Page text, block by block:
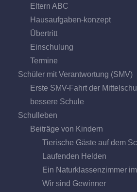
Eltern ABC
Hausaufgaben-konzept
Übertritt
Einschulung
Termine
Schüler mit Verantwortung (SMV)
Erste SMV-Fahrt der
bessere Schule
Schulleben
Beiträge von Kindern
Tierische Gäste auf dem
Laufenden Helden
Ein Naturklassenzimmer
Wir sind Gewinner